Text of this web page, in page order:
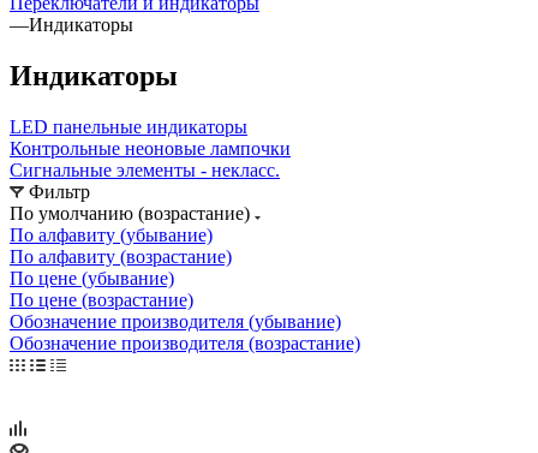
—Индикаторы
Индикаторы
LED панельные индикаторы
Контрольные неоновые лампочки
Сигнальные элементы - некласс.
Фильтр
По умолчанию (возрастание)
По алфавиту (убывание)
По алфавиту (возрастание)
По цене (убывание)
По цене (возрастание)
Обозначение производителя (убывание)
Обозначение производителя (возрастание)